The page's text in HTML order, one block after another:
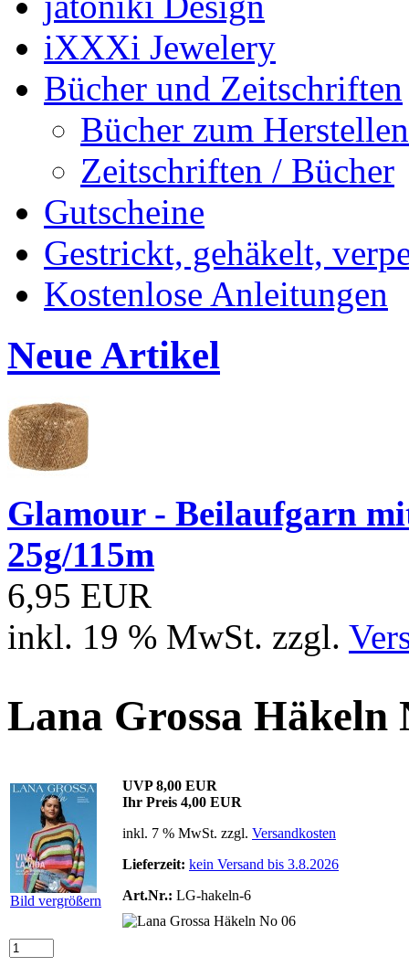
iXXXi Jewelery
Bücher und Zeitschriften
Bücher zum
Zeitschriften / Bücher
Gutscheine
Gestrickt, gehäkelt,
Kostenlose Anleitungen
Neue Artikel
Glamour - Beilaufgarn
25g/115m
6,95 EUR
inkl. 19 % MwSt. zzgl.
Lana Grossa Häkeln
Bild vergrößern
UVP 8,00 EUR
Ihr Preis 4,00 EUR
inkl. 7 % MwSt. zzgl. Versandkosten
Lieferzeit: kein Versand bis 3.8.2026
Art.Nr.: LG-hakeln-6